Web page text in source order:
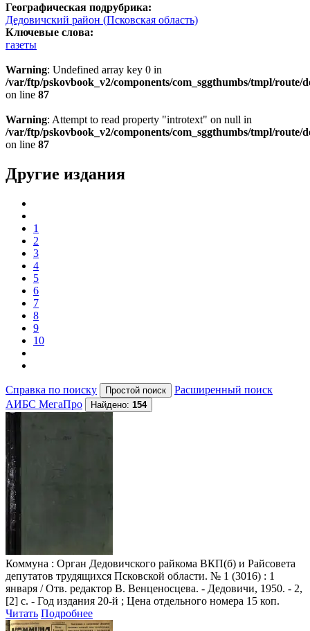
Географическая подрубрика:
Дедовичский район (Псковская область)
Ключевые слова:
газеты
Warning: Undefined array key 0 in
/var/ftp/pskovbook_v2/components/com_sggthumbs/tmpl/route/
on line 87
Warning: Attempt to read property "introtext" on null in
/var/ftp/pskovbook_v2/components/com_sggthumbs/tmpl/route/
on line 87
Другие издания
1
2
3
4
5
6
7
8
9
10
Справка по поиску
Расширенный поиск
АИБС МегаПро
Найдено: 154
Коммуна : Орган Дедовичского райкома ВКП(б) и Райсовета
депутатов трудящихся Псковской области. № 1 (3016) : 1
января / Отв. редактор В. Венценосцева. - Дедовичи, 1950. - 2,
[2] с. - Год издания 20-й ; Цена отдельного номера 15 коп.
Читать Подробнее